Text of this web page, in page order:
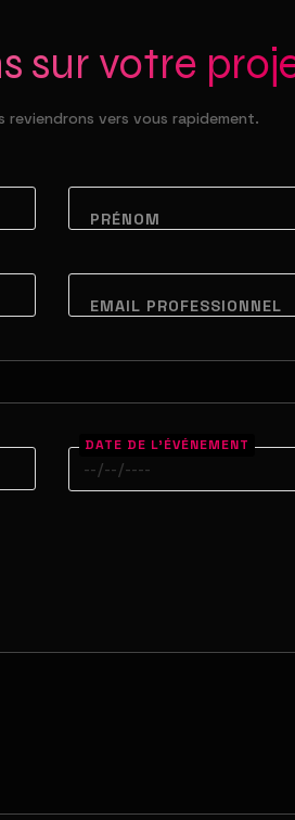
sur votre
vers vous rapidement.
PRÉNOM
EMAIL PROFESSIONNEL
DATE DE L'ÉVÉNEMENT